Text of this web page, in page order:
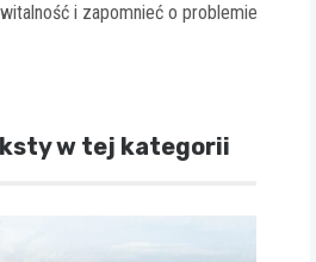
i zapomnieć o problemie
w tej kategorii